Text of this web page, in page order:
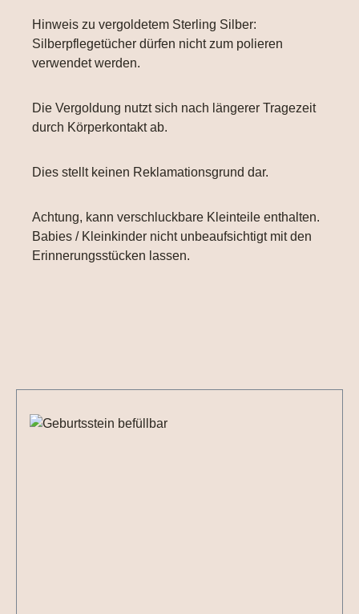
Hinweis zu vergoldetem Sterling Silber:
Silberpflegetücher dürfen nicht zum polieren
verwendet werden.
Die Vergoldung nutzt sich nach längerer Tragezeit
durch Körperkontakt ab.
Dies stellt keinen Reklamationsgrund dar.
Achtung, kann verschluckbare Kleinteile enthalten.
Babies / Kleinkinder nicht unbeaufsichtigt mit den
Erinnerungsstücken lassen.